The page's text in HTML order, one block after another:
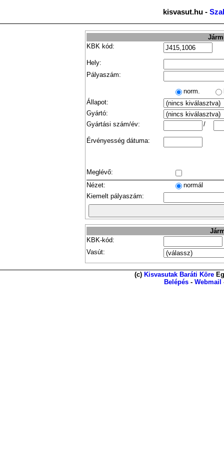
kisvasut.hu -
KBK kód:
Hely:
Pályaszám:
norm.
Állapot:
Gyártó:
Gyártási szám/év:
/
Érvényesség dátuma:
Meglévő:
Nézet:
normál
Kiemelt pályaszám:
KBK-kód:
Vasút:
(c) Kisvasutak Baráti Köre
Belépés - Webmail